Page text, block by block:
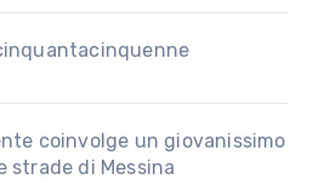
coinvolge un giovanissimo
strade di Messina